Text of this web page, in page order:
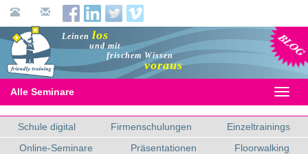
Blog
Leinen los
und mit
frischem Wissen
voraus
Alle Seminare
Schule digital Firmenschulungen
Einzeltrainings
Online-Seminare
Präsentationen Floorwalking